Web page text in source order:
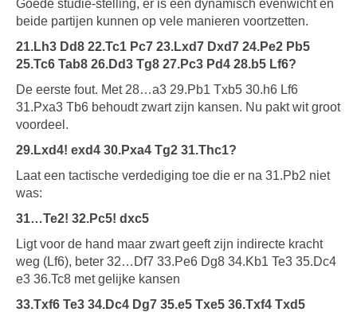
Goede studie-stelling, er is een dynamisch evenwicht en
beide partijen kunnen op vele manieren voortzetten.
21.Lh3 Dd8 22.Tc1 Pc7 23.Lxd7 Dxd7 24.Pe2 Pb5
25.Tc6 Tab8 26.Dd3 Tg8 27.Pc3 Pd4 28.b5 Lf6?
De eerste fout. Met 28…a3 29.Pb1 Txb5 30.h6 Lf6
31.Pxa3 Tb6 behoudt zwart zijn kansen. Nu pakt wit groot
voordeel.
29.Lxd4! exd4 30.Pxa4 Tg2 31.Thc1?
Laat een tactische verdediging toe die er na 31.Pb2 niet
was:
31…Te2! 32.Pc5! dxc5
Ligt voor de hand maar zwart geeft zijn indirecte kracht
weg (Lf6), beter 32…Df7 33.Pe6 Dg8 34.Kb1 Te3 35.Dc4
e3 36.Tc8 met gelijke kansen
33.Txf6 Te3 34.Dc4 Dg7 35.e5 Txe5 36.Txf4 Txd5